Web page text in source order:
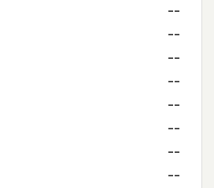
--
--
--
--
--
--
--
--